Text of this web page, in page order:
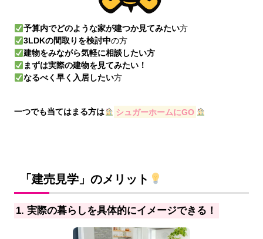
予算内でどのような家が建つか見てみたい方
3LDKの間取りを検討中の方
建物をみながら気軽に相談したい方
まずは実際の建物を見てみたい！
なるべく早く入居したい方
一つでも当てはまる方は シュガーホームにGO
「建売見学」のメリット
1. 実際の暮らしを具体的にイメージできる！